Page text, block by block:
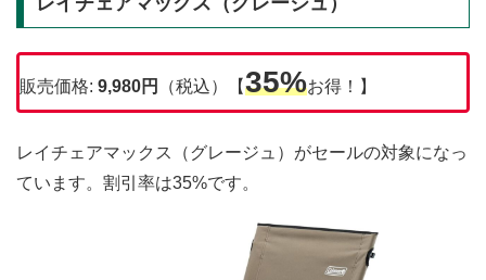
販売価格: 9,980円 （税込）【35%お得！】
レイチェアマックス（グレージュ）がセールの対象になっ
ています。割引率は35%です。